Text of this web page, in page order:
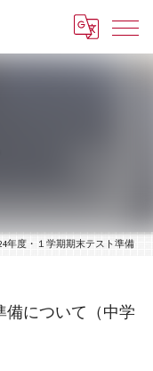
度・１学期期末テスト準備について（中学生）
について（中学